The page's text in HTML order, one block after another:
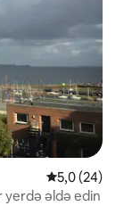
Ortalama
5,0 (24)
yerdə əldə edin